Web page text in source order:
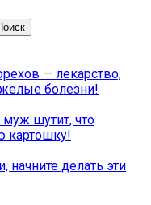
— лекарство,
болезни!
муж шутит, что
картошку!
начните делать эти